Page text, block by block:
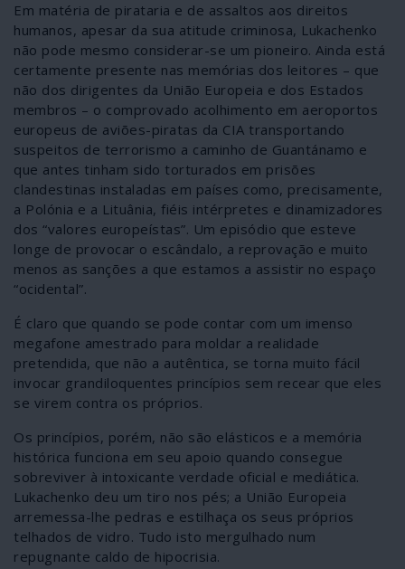
Em matéria de pirataria e de assaltos aos direitos
humanos, apesar da sua atitude criminosa, Lukachenko
não pode mesmo considerar-se um pioneiro. Ainda está
certamente presente nas memórias dos leitores – que
não dos dirigentes da União Europeia e dos Estados
membros – o comprovado acolhimento em aeroportos
europeus de aviões-piratas da CIA transportando
suspeitos de terrorismo a caminho de Guantánamo e
que antes tinham sido torturados em prisões
clandestinas instaladas em países como, precisamente,
a Polónia e a Lituânia, fiéis intérpretes e dinamizadores
dos “valores europeístas”. Um episódio que esteve
longe de provocar o escândalo, a reprovação e muito
menos as sanções a que estamos a assistir no espaço
“ocidental”.
É claro que quando se pode contar com um imenso
megafone amestrado para moldar a realidade
pretendida, que não a autêntica, se torna muito fácil
invocar grandiloquentes princípios sem recear que eles
se virem contra os próprios.
Os princípios, porém, não são elásticos e a memória
histórica funciona em seu apoio quando consegue
sobreviver à intoxicante verdade oficial e mediática.
Lukachenko deu um tiro nos pés; a União Europeia
arremessa-lhe pedras e estilhaça os seus próprios
telhados de vidro. Tudo isto mergulhado num
repugnante caldo de hipocrisia.